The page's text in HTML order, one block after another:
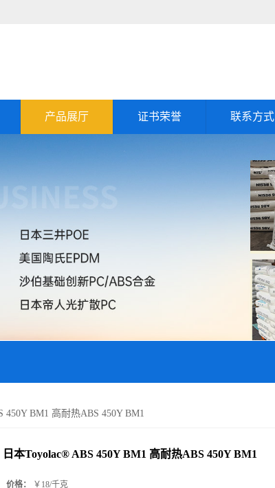
产品展厅 证书荣誉 联系方式
450Y BM1 高耐热ABS 450Y BM1
日本Toyolac® ABS 450Y BM1 高耐热ABS 450Y BM1
价格： ￥18/千克